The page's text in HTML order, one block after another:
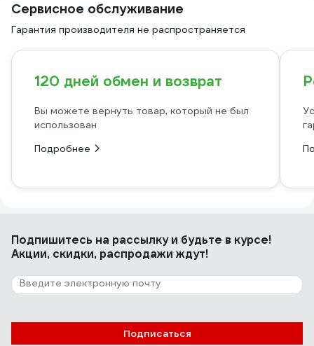
Сервисное обслуживание
Гарантия производителя не распространяется
120 дней обмен и возврат
Вы можете вернуть товар, который не был
использован
Подробнее
Подпишитесь на рассылкуи будьте в курсе!
Акции, скидки, распродажи ждут!
Подписаться